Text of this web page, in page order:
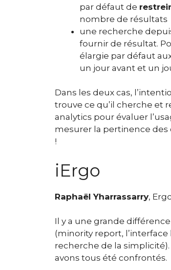
par défaut de
nombre de résultats
une recherche
fournir de résultat.
élargie par défaut
un jour avant et un
Dans les deux cas,
trouve ce qu’il cherche et
analytics pour évaluer
mesurer la pertinence des
!
iErgo
Raphaël Yharrassarry,
Il y a une grande
(minority report,
recherche de la
avons tous été confrontés.